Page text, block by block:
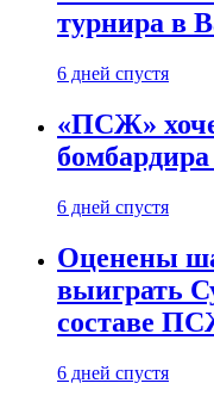
турнира в
6 дней спустя
«ПСЖ»
6 дней спустя
Оценены
выиграть
составе
6 дней спустя